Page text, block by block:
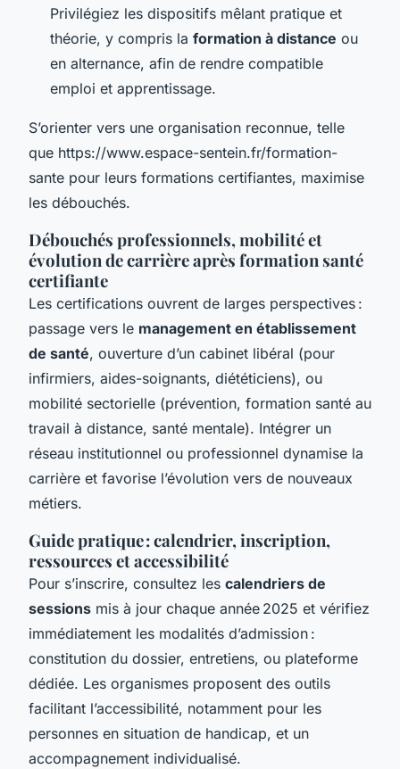
Privilégiez les dispositifs mêlant pratique et
théorie, y compris la formation à distance ou
en alternance, afin de rendre compatible
emploi et apprentissage.
S’orienter vers une organisation reconnue, telle
que https://www.espace-sentein.fr/formation-
sante pour leurs formations certifiantes, maximise
les débouchés.
Débouchés professionnels, mobilité et
évolution de carrière après formation santé
certifiante
Les certifications ouvrent de larges perspectives :
passage vers le management en établissement
de santé, ouverture d’un cabinet libéral (pour
infirmiers, aides-soignants, diététiciens), ou
mobilité sectorielle (prévention, formation santé au
travail à distance, santé mentale). Intégrer un
réseau institutionnel ou professionnel dynamise la
carrière et favorise l’évolution vers de nouveaux
métiers.
Guide pratique : calendrier, inscription,
ressources et accessibilité
Pour s’inscrire, consultez les calendriers de
sessions mis à jour chaque année 2025 et vérifiez
immédiatement les modalités d’admission :
constitution du dossier, entretiens, ou plateforme
dédiée. Les organismes proposent des outils
facilitant l’accessibilité, notamment pour les
personnes en situation de handicap, et un
accompagnement individualisé.